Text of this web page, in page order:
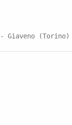
Giaveno (Torino)